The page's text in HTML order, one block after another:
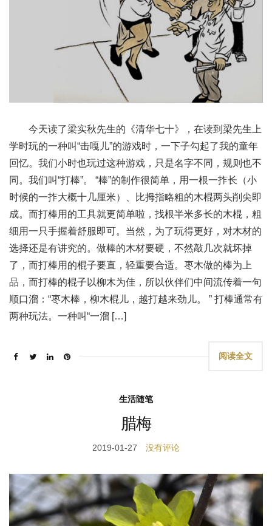
今天读了梁实秋先生的《清华七十》，在读到梁先生上
学时玩的一种叫“击嘎儿”的游戏时，一下子勾起了我的童年
回忆。我们小时也玩过这种游戏，只是名字不同，规则也不
同。我们叫“打棒”。 “棒”的制作很简单，用一根一拃长（小
时候的一拃大概十几厘米）、比拇指略粗的木棍两头削尖即
成。而打棒用的工具就更简单啦，找根半米多长的木棍，粗
细用一只手握着舒服即可。当然，为了玩得更好，对木材的
选择还是有讲究的。做棒的木材要硬，不然敲几次就坏掉
了，而打棒用的棍子要直，轻重要合适。枣木做的棒为上
品，而打棒的棍子以柳木为佳，所以伙伴们中间流传着一句
顺口溜：“枣木棒，柳木棍儿，越打越来劲儿。 ” 打棒通常有
两种玩法。一种叫“一溜 […]
阅读全文
生活随笔
腊梅
2019-01-27 没有评论